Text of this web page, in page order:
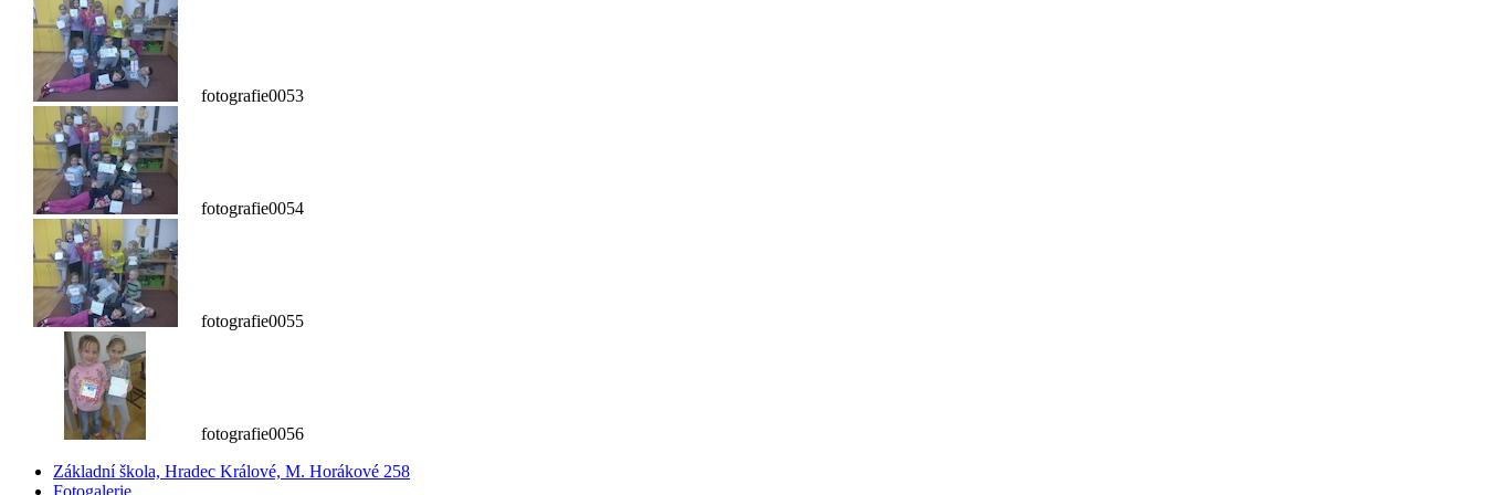
fotografie0053
fotografie0054
fotografie0055
fotografie0056
Základní škola, Hradec Králové, M. Horákové 258